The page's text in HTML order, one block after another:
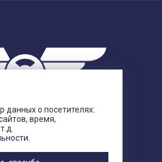
данных о посетителях:
время,